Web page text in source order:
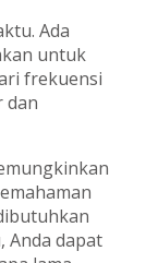
Ada
untuk
frekuensi
dan
Anda dapat